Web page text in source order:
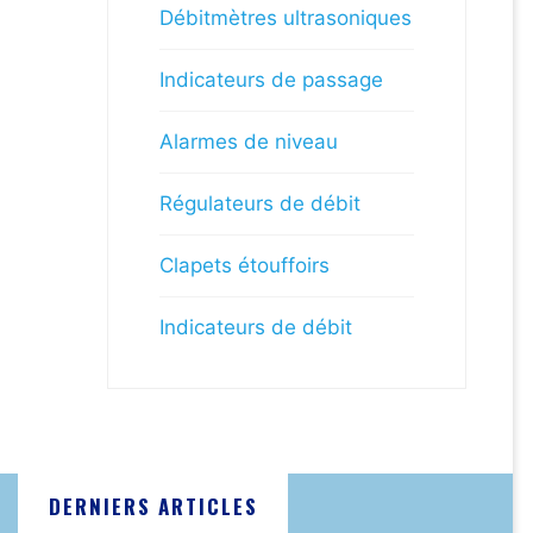
Débitmètres ultrasoniques
Indicateurs de passage
Alarmes de niveau
Régulateurs de débit
Clapets étouffoirs
Indicateurs de débit
DERNIERS ARTICLES